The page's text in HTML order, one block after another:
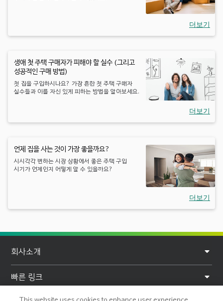
더보기
생애 첫 주택 구매자가 피해야 할 실수 (그리고
성공적인 구매 방법)
첫 집을 구입하시나요? 가장 흔한 첫 주택 구매자
실수들과 이를 자신 있게 피하는 방법을 알아보세요.
더보기
언제 집을 사는 것이 가장 좋을까요?
시시각각 변하는 시장 상황에서 좋은 주택 구입
시기가 언제인지 어떻게 알 수 있을까요?
더보기
회사소개
빠른 링크